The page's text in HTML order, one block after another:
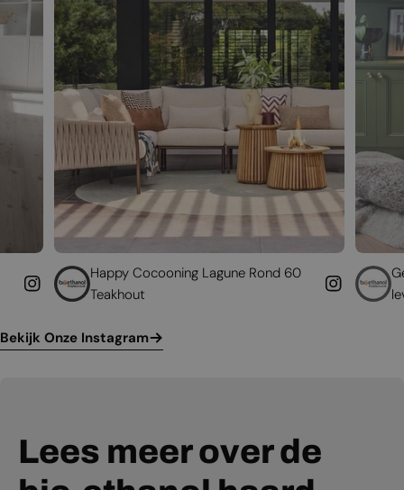
Cocooning Lagune Rond 60
Geef uw
Bekijk Onze Instagram
Lees meer over de